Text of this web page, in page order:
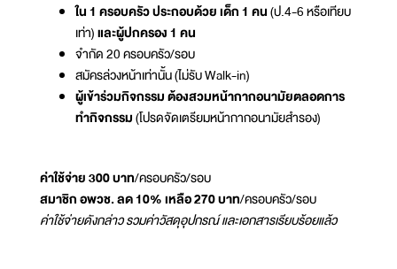
ใน 1 ครอบครัว ประกอบด้วย เด็ก 1 คน(ป.4-6 หรือเทียบ
เท่า)และผู้ปกครอง 1 คน
จำกัด 20 ครอบครัว/รอบ
สมัครล่วงหน้าเท่านั้น (ไม่รับ Walk-in)
ผู้เข้าร่วมกิจกรรม ต้องสวมหน้ากากอนามัยตลอดการ
ทำกิจกรรม(โปรดจัดเตรียมหน้ากากอนามัยสำรอง)
ค่าใช้จ่าย 300 บาท/ครอบครัว/รอบ
สมาชิก อพวช. ลด 10% เหลือ 270 บาท/ครอบครัว/รอบ
ค่าใช้จ่ายดังกล่าว รวมค่าวัสดุอุปกรณ์ และเอกสารเรียบร้อยแล้ว